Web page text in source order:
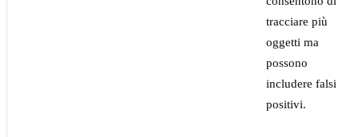
tracciare più
oggetti ma
possono
includere falsi
positivi.